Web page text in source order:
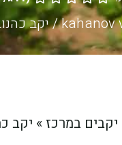
יקבים במרכז » יקב